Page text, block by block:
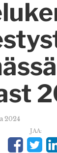
2024
JAA: